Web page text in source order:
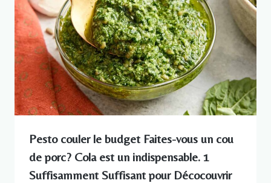
Pesto couler le budget Faites-vous un cou
de porc? Cola est un indispensable. 1
Suffisamment Suffisant pour Décocouvrir